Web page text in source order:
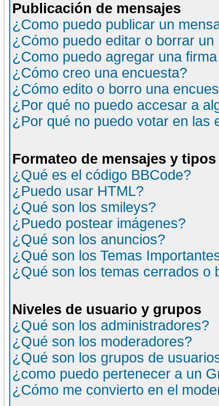
Publicación de mensajes
¿Como puedo publicar un
¿Cómo puedo editar o borrar un
¿Como puedo agregar una
¿Cómo creo una encuesta?
¿Cómo edito o borro una
¿Por qué no puedo accesar a
¿Por qué no puedo votar en las
Formateo de mensajes y
¿Qué es el código BBCode?
¿Puedo usar HTML?
¿Qué son los smileys?
¿Puedo postear imágenes?
¿Qué son los anuncios?
¿Qué son los Temas
¿Qué son los temas cerrados o
Niveles de usuario y grupos
¿Qué son los administradores?
¿Qué son los moderadores?
¿Qué son los grupos de
¿como puedo pertenecer a un
¿Cómo me convierto en el